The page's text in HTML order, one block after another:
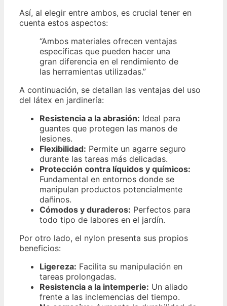
Así, al elegir entre ambos, es crucial tener en
cuenta estos aspectos:
“Ambos materiales ofrecen ventajas
específicas que pueden hacer una
gran diferencia en el rendimiento de
las herramientas utilizadas.”
A continuación, se detallan las ventajas del uso
del látex en jardinería:
Resistencia a la abrasión: Ideal para
guantes que protegen las manos de
lesiones.
Flexibilidad: Permite un agarre seguro
durante las tareas más delicadas.
Protección contra líquidos y químicos:
Fundamental en entornos donde se
manipulan productos potencialmente
dañinos.
Cómodos y duraderos: Perfectos para
todo tipo de labores en el jardín.
Por otro lado, el nylon presenta sus propios
beneficios:
Ligereza: Facilita su manipulación en
tareas prolongadas.
Resistencia a la intemperie: Un aliado
frente a las inclemencias del tiempo.